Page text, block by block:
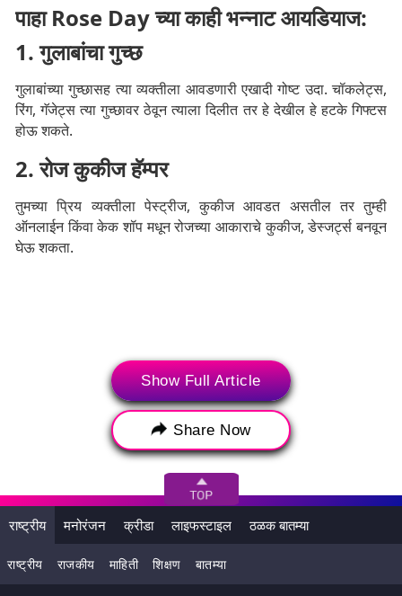
पाहा Rose Day च्या काही भन्नाट आयडियाज:
1. गुलाबांचा गुच्छ
गुलाबांच्या गुच्छासह त्या व्यक्तीला आवडणारी एखादी गोष्ट उदा. चॉकलेट्स,
रिंग, गॅजेट्स त्या गुच्छावर ठेवून त्याला दिलीत तर हे देखील हे हटके गिफ्टस
होऊ शकते.
2. रोज कुकीज हॅम्पर
तुमच्या प्रिय व्यक्तीला पेस्ट्रीज, कुकीज आवडत असतील तर तुम्ही
ऑनलाईन किंवा केक शॉप मधून रोजच्या आकाराचे कुकीज, डेस्जर्ट्स बनवून
घेऊ शकता.
Types Of Kisses: जोडीदारासोबतचे नाते आणखी घट्ट करण्यास मदत
करतील हे 7 प्रकारातील चुंबन
3. रोज सेंटेड हॅम्पर
Show Full Article
Share Now
राष्ट्रीय मनोरंजन क्रीडा लाइफस्टाइल ठळक बातम्या
राष्ट्रीय राजकीय माहिती शिक्षण बातम्या